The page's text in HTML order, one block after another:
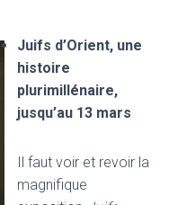
Juifs d’Orient, une
histoire
plurimillénaire,
jusqu’au 13 mars
Il faut voir et revoir la
magnifique